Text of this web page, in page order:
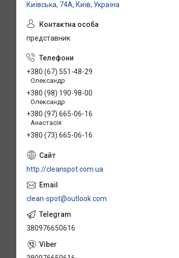
Київська, 74А, Київ, Україна
представник
+380 (67) 551-48-29
Олександр
+380 (98) 190-98-00
Олександр
+380 (97) 665-06-16
Анастасія
+380 (73) 665-06-16
http://cleanspot.com.ua
clean-spot@outlook.com
380976650616